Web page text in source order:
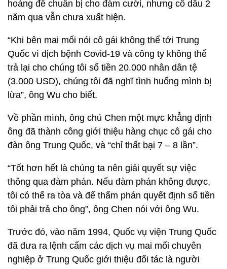
hoàng để chuẩn bị cho đám cưới, nhưng cô dâu 2
năm qua vẫn chưa xuất hiện.
“Khi bên mai mối nói cô gái không thể tới Trung
Quốc vì dịch bệnh Covid-19 và công ty không thể
trả lại cho chúng tôi số tiền 20.000 nhân dân tệ
(3.000 USD), chúng tôi đã nghĩ tình huống mình bị
lừa”, ông Wu cho biết.
Về phần mình, ông chủ Chen một mực khẳng định
ông đã thành công giới thiệu hàng chục cô gái cho
đàn ông Trung Quốc, và “chỉ thất bại 7 – 8 lần”.
“Tốt hơn hết là chúng ta nên giải quyết sự việc
thông qua đàm phán. Nếu đàm phán không được,
tôi có thể ra tòa và để thẩm phán quyết định số tiền
tôi phải trả cho ông”, ông Chen nói với ông Wu.
Trước đó, vào năm 1994, Quốc vụ viện Trung Quốc
đã đưa ra lệnh cấm các dịch vụ mai mối chuyên
nghiệp ở Trung Quốc giới thiệu đối tác là người